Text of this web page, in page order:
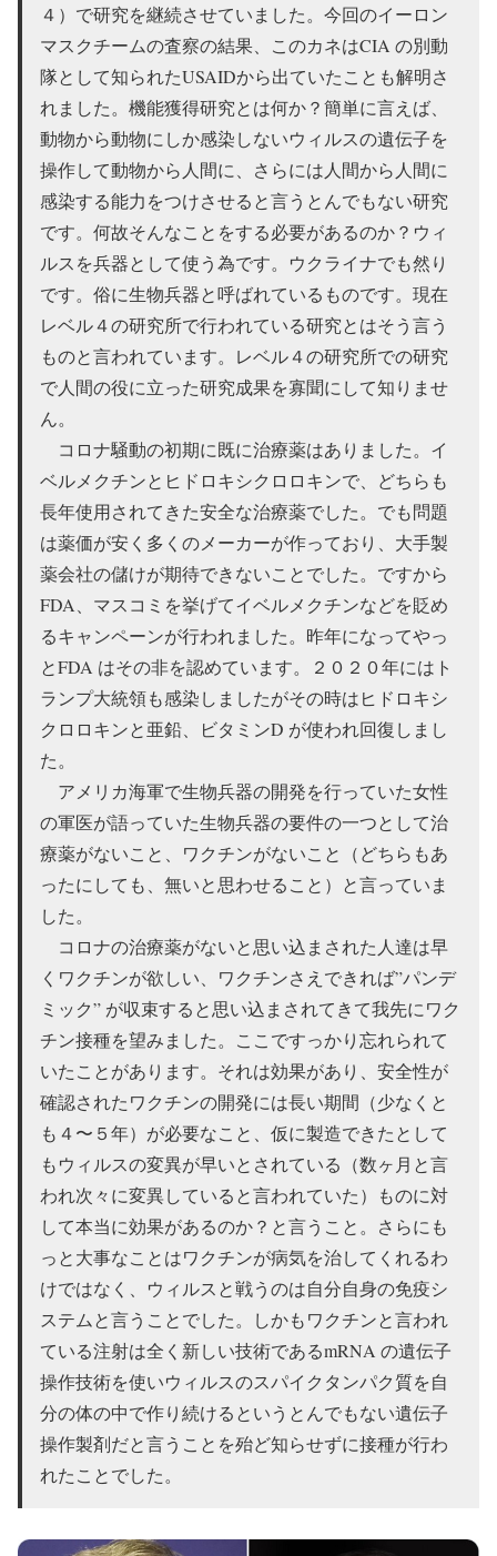
４）で研究を継続させていました。今回のイーロン
マスクチームの査察の結果、このカネはCIA の別動
隊として知られたUSAIDから出ていたことも解明さ
れました。機能獲得研究とは何か？簡単に言えば、
動物から動物にしか感染しないウィルスの遺伝子を
操作して動物から人間に、さらには人間から人間に
感染する能力をつけさせると言うとんでもない研究
です。何故そんなことをする必要があるのか？ウィ
ルスを兵器として使う為です。ウクライナでも然り
です。俗に生物兵器と呼ばれているものです。現在
レベル４の研究所で行われている研究とはそう言う
ものと言われています。レベル４の研究所での研究
で人間の役に立った研究成果を寡聞にして知りませ
ん。
コロナ騒動の初期に既に治療薬はありました。イ
ベルメクチンとヒドロキシクロロキンで、どちらも
長年使用されてきた安全な治療薬でした。でも問題
は薬価が安く多くのメーカーが作っており、大手製
薬会社の儲けが期待できないことでした。ですから
FDA、マスコミを挙げてイベルメクチンなどを貶め
るキャンペーンが行われました。昨年になってやっ
とFDA はその非を認めています。２０２０年にはト
ランプ大統領も感染しましたがその時はヒドロキシ
クロロキンと亜鉛、ビタミンD が使われ回復しまし
た。
アメリカ海軍で生物兵器の開発を行っていた女性
の軍医が語っていた生物兵器の要件の一つとして治
療薬がないこと、ワクチンがないこと（どちらもあ
ったにしても、無いと思わせること）と言っていま
した。
コロナの治療薬がないと思い込まされた人達は早
くワクチンが欲しい、ワクチンさえできれば”パンデ
ミック” が収束すると思い込まされてきて我先にワク
チン接種を望みました。ここですっかり忘れられて
いたことがあります。それは効果があり、安全性が
確認されたワクチンの開発には長い期間（少なくと
も４〜５年）が必要なこと、仮に製造できたとして
もウィルスの変異が早いとされている（数ヶ月と言
われ次々に変異していると言われていた）ものに対
して本当に効果があるのか？と言うこと。さらにも
っと大事なことはワクチンが病気を治してくれるわ
けではなく、ウィルスと戦うのは自分自身の免疫シ
ステムと言うことでした。しかもワクチンと言われ
ている注射は全く新しい技術であるmRNA の遺伝子
操作技術を使いウィルスのスパイクタンパク質を自
分の体の中で作り続けるというとんでもない遺伝子
操作製剤だと言うことを殆ど知らせずに接種が行わ
れたことでした。